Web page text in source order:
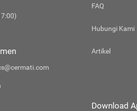
FAQ
Hubungi Kami
Artikel
Download